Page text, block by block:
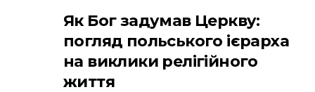
Як Бог задумав Церкву:
погляд польського ієрарха
на виклики релігійного
життя